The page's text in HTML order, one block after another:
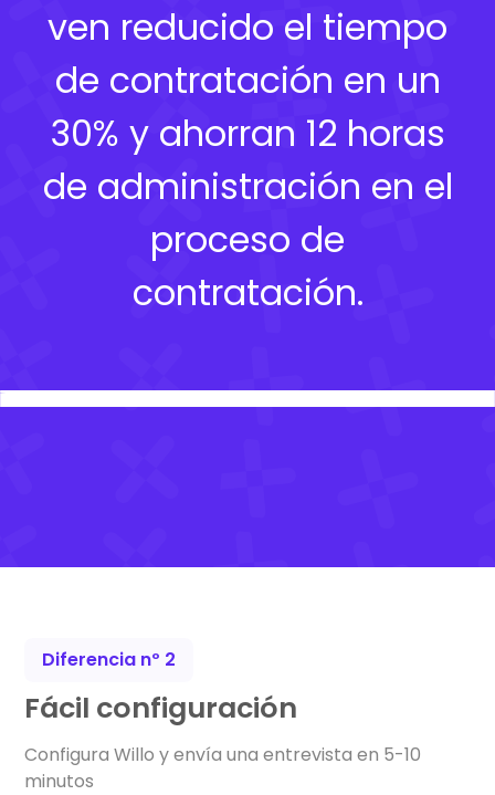
ven reducido el tiempo
de contratación en un
30% y ahorran 12 horas
de administración en el
proceso de
contratación.
Diferencia nº 2
Fácil configuración
Configura Willo y envía una entrevista en 5-10
minutos